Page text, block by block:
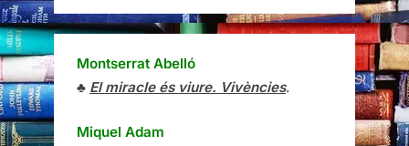
Montserrat Abelló
♣ El miracle és viure. Vivències.
Miquel Adam